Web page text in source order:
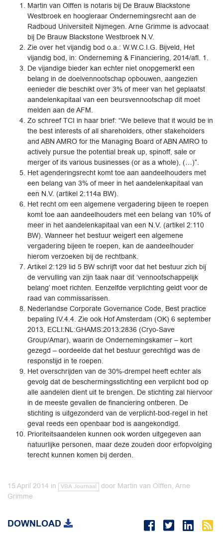
Martin van Olffen is notaris bij De Brauw Blackstone
Westbroek en hoogleraar Ondernemingsrecht aan de
Radboud Universiteit Nijmegen. Arne Grimme is advocaat
bij De Brauw Blackstone Westbroek N.V.
Zie over het vijandig bod o.a.: W.W.C.I.G. Bijveld, Het
vijandig bod, in: Onderneming & Financiering, 2014/afl. 1.
De vijandige bieder kan echter niet onopgemerkt een
belang in de doelvennootschap opbouwen, aangezien
eenieder die beschikt over 3% of meer van het geplaatst
aandelenkapitaal van een beursvennootschap dit moet
melden aan de AFM.
Zo schreef TCI in haar brief: “We believe that it would be in
the best interests of all shareholders, other stakeholders
and ABN AMRO for the Managing Board of ABN AMRO to
actively pursue the potential break up, spinoff, sale or
merger of its various businesses (or as a whole), (…)”.
Het agenderingsrecht komt toe aan aandeelhouders met
een belang van 3% of meer in het aandelenkapitaal van
een N.V. (artikel 2:114a BW).
Het recht om een algemene vergadering bijeen te roepen
komt toe aan aandeelhouders met een belang van 10% of
meer in het aandelenkapitaal van een N.V. (artikel 2:110
BW). Wanneer het bestuur weigert een algemene
vergadering bijeen te roepen, kan de aandeelhouder
hierom verzoeken bij de rechtbank.
Artikel 2:129 lid 5 BW schrijft voor dat het bestuur zich bij
de vervulling van zijn taak naar dit ‘vennootschappelijk
belang’ moet richten. Eenzelfde verplichting geldt voor de
raad van commissarissen.
Nederlandse Corporate Governance Code, Best practice
bepaling IV.4.4. Zie ook Hof Amsterdam (OK) 6 september
2013, ECLI:NL:GHAMS:2013:2836 (Cryo-Save
Group/Amar), waarin de Ondernemingskamer – kort
gezegd – oordeelde dat het bestuur gerechtigd was de
responstijd in te roepen.
Het overschrijden van de 30%-drempel heeft echter als
gevolg dat de beschermingsstichting een verplicht bod op
alle aandelen dient uit te brengen. De stichting zal hiervoor
in de meeste gevallen de financiering ontberen. De
stichting is uitgezonderd van de verplicht-bod-regel in het
geval reeds een openbaar bod is aangekondigd.
Prioriteitsaandelen kunnen ook worden uitgegeven aan
natuurlijke personen, maar deze zouden door erfopvolging
terecht kunnen komen bij derden.
15 April 2014 in VBA Journaal door Martin van Olffen, Arne
Grimme
DOWNLOAD